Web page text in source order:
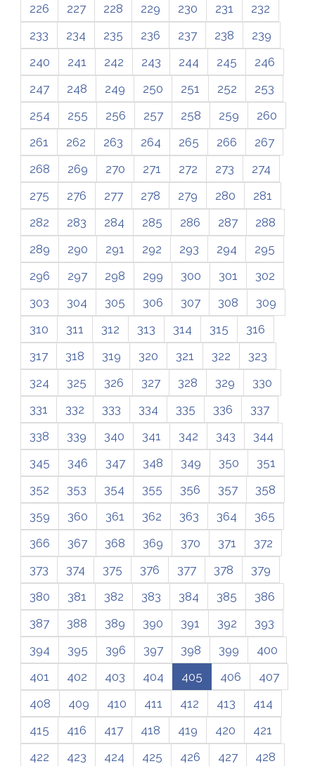
226
227 228 229 230 231
232
233
234 235 236 237 238
239
240
241 242 243 244 245
246
247
248 249 250 251 252
253
254
255 256 257 258 259
260
261
262 263 264 265 266
267
268
269 270 271 272 273
274
275
276 277 278 279 280
281
282
283 284 285 286 287
288
289
290 291 292 293 294
295
296
297 298 299 300 301
302
303
304 305 306 307 308
309
310
311 312 313 314 315
316
317
318 319 320 321 322
323
324
325 326 327 328 329
330
331
332 333 334 335 336
337
338
339 340 341 342 343
344
345
346 347 348 349 350
351
352
353 354 355 356 357
358
359
360 361 362 363 364
365
366
367 368 369 370 371
372
373
374 375 376 377 378
379
380
381 382 383 384 385
386
387
388 389 390 391 392
393
394
395 396 397 398 399
400
401
402 403 404 405 406
407
408
409 410 411 412 413
414
415
416 417 418 419 420
421
422
423 424 425 426 427 428